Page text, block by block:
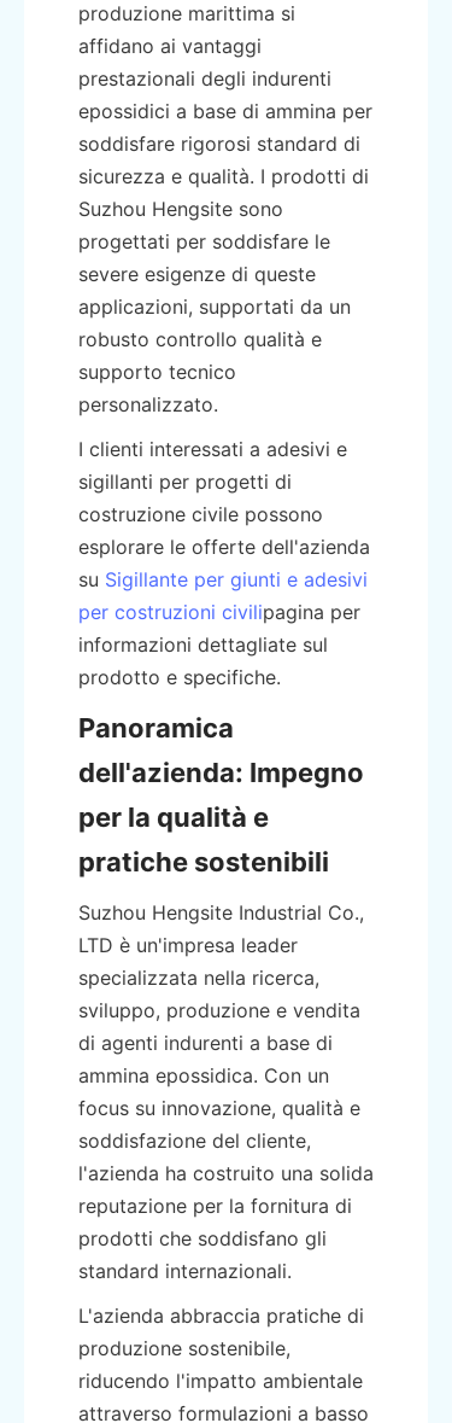
produzione marittima si
affidano ai vantaggi
prestazionali degli indurenti
epossidici a base di ammina per
soddisfare rigorosi standard di
sicurezza e qualità. I prodotti di
Suzhou Hengsite sono
progettati per soddisfare le
severe esigenze di queste
applicazioni, supportati da un
robusto controllo qualità e
supporto tecnico
personalizzato.
I clienti interessati a adesivi e
sigillanti per progetti di
costruzione civile possono
esplorare le offerte dell'azienda
su Sigillante per giunti e adesivi
per costruzioni civilipagina per
informazioni dettagliate sul
prodotto e specifiche.
Panoramica
dell'azienda: Impegno
per la qualità e
pratiche sostenibili
Suzhou Hengsite Industrial Co.,
LTD è un'impresa leader
specializzata nella ricerca,
sviluppo, produzione e vendita
di agenti indurenti a base di
ammina epossidica. Con un
focus su innovazione, qualità e
soddisfazione del cliente,
l'azienda ha costruito una solida
reputazione per la fornitura di
prodotti che soddisfano gli
standard internazionali.
L'azienda abbraccia pratiche di
produzione sostenibile,
riducendo l'impatto ambientale
attraverso formulazioni a basso